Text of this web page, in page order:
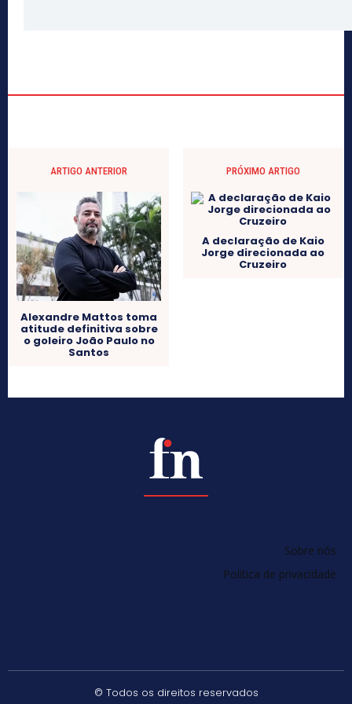
ARTIGO ANTERIOR
Alexandre Mattos toma
atitude definitiva sobre
o goleiro João Paulo no
Santos
PRÓXIMO ARTIGO
A declaração de Kaio
Jorge direcionada ao
Cruzeiro
Sobre nós
Política de privacidade
© Todos os direitos reservados